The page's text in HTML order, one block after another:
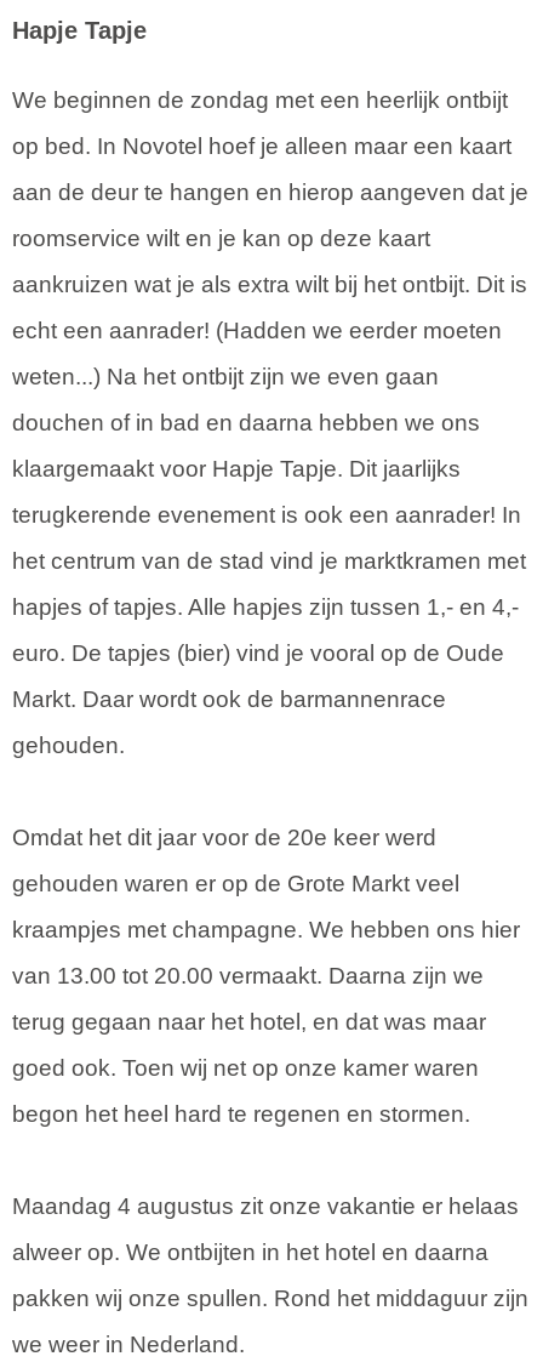
Hapje Tapje
We beginnen de zondag met een heerlijk ontbijt
op bed. In Novotel hoef je alleen maar een kaart
aan de deur te hangen en hierop aangeven dat je
roomservice wilt en je kan op deze kaart
aankruizen wat je als extra wilt bij het ontbijt. Dit is
echt een aanrader! (Hadden we eerder moeten
weten...) Na het ontbijt zijn we even gaan
douchen of in bad en daarna hebben we ons
klaargemaakt voor Hapje Tapje. Dit jaarlijks
terugkerende evenement is ook een aanrader! In
het centrum van de stad vind je marktkramen met
hapjes of tapjes. Alle hapjes zijn tussen 1,- en 4,-
euro. De tapjes (bier) vind je vooral op de Oude
Markt. Daar wordt ook de barmannenrace
gehouden.
Omdat het dit jaar voor de 20e keer werd
gehouden waren er op de Grote Markt veel
kraampjes met champagne. We hebben ons hier
van 13.00 tot 20.00 vermaakt. Daarna zijn we
terug gegaan naar het hotel, en dat was maar
goed ook. Toen wij net op onze kamer waren
begon het heel hard te regenen en stormen.
Maandag 4 augustus zit onze vakantie er helaas
alweer op. We ontbijten in het hotel en daarna
pakken wij onze spullen. Rond het middaguur zijn
we weer in Nederland.